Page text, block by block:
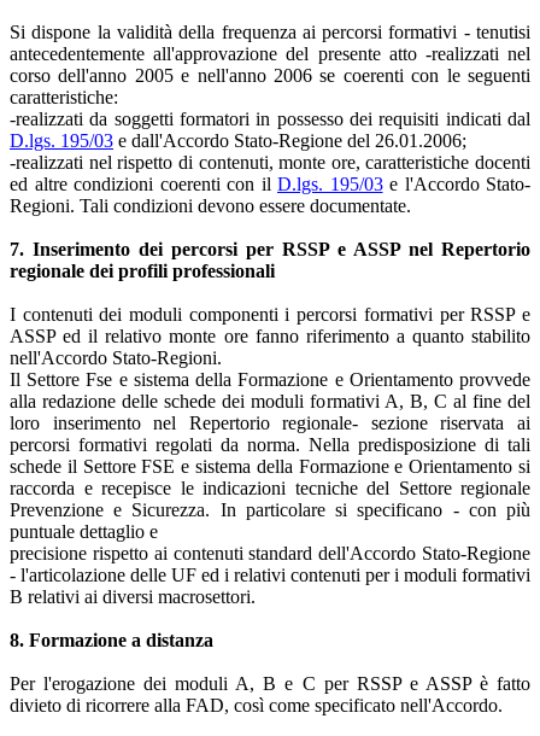
Si dispone la validità della frequenza ai percorsi formativi - tenutisi
antecedentemente all'approvazione del presente atto -realizzati nel
corso dell'anno 2005 e nell'anno 2006 se coerenti con le seguenti
caratteristiche:
-realizzati da soggetti formatori in possesso dei requisiti indicati dal
D.lgs. 195/03 e dall'Accordo Stato-Regione del 26.01.2006;
-realizzati nel rispetto di contenuti, monte ore, caratteristiche docenti
ed altre condizioni coerenti con il D.lgs. 195/03e l'Accordo Stato-
Regioni. Tali condizioni devono essere documentate.
7. Inserimento dei percorsi per RSSP e ASSP nel Repertorio
regionale dei profili professionali
I contenuti dei moduli componenti i percorsi formativi per RSSP e
ASSP ed il relativo monte ore fanno riferimento a quanto stabilito
nell'Accordo Stato-Regioni.
Il Settore Fse e sistema della Formazione e Orientamento provvede
alla redazione delle schede dei moduli formativi A, B, C al fine del
loro inserimento nel Repertorio regionale- sezione riservata ai
percorsi formativi regolati da norma. Nella predisposizione di tali
schede il Settore FSE e sistema della Formazione e Orientamento si
raccorda e recepisce le indicazioni tecniche del Settore regionale
Prevenzione e Sicurezza. In particolare si specificano - con più
puntuale dettaglio e
precisione rispetto ai contenuti standard dell'Accordo Stato-Regione
- l'articolazione delle UF ed i relativi contenuti per i moduli formativi
B relativi ai diversi macrosettori.
8. Formazione a distanza
Per l'erogazione dei moduli A, B e C per RSSP e ASSP è fatto
divieto di ricorrere alla FAD, così come specificato nell'Accordo.